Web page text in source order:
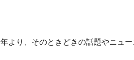
より、そのときどきの話題やニュ